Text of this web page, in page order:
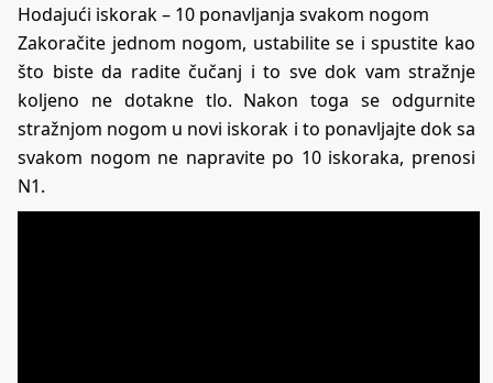
Hodajući iskorak – 10 ponavljanja svakom nogom
Zakoračite jednom nogom, ustabilite se i spustite kao
što biste da radite čučanj i to sve dok vam stražnje
koljeno ne dotakne tlo. Nakon toga se odgurnite
stražnjom nogom u novi iskorak i to ponavljajte dok sa
svakom nogom ne napravite po 10 iskoraka, prenosi
N1.